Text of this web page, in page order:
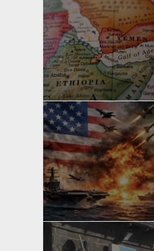
yazan
Bahri Ak
yazan
Bahri Ak